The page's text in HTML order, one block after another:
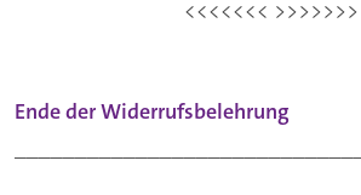
<<<<<<< >>>>>>>
Ende der Widerrufsbelehrung